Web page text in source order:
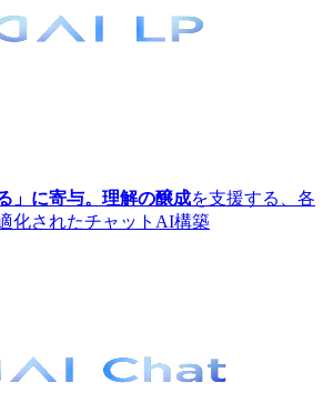
」に寄与。理解の醸成を支援する、各
化されたチャットAI構築